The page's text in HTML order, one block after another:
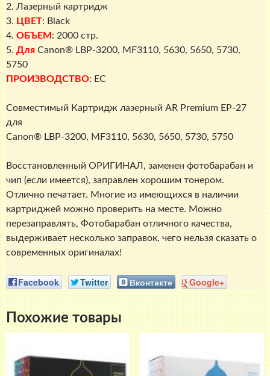
2. Лазерный картридж
3. ЦВЕТ: Black
4. ОБЪЕМ : 2000 стр.
5. Для Canon® LBP-3200, MF3110, 5630, 5650, 5730,
5750
ПРОИЗВОДСТВО: EC
Совместимый Картридж лазерный AR Premium EP-27
для
Canon® LBP-3200, MF3110, 5630, 5650, 5730, 5750
Восстановленный ОРИГИНАЛ, заменен фотобарабан и
чип (если имеется), заправлен хорошим тонером.
Отлично печатает. Многие из имеющихся в наличии
картриджей можно проверить на месте. Можно
перезаправлять, Фотобарабан отличного качества,
выдерживает несколько заправок, чего нельзя сказать о
современных оригиналах!
Facebook Twitter Вконтакте Google+
Похожие товары